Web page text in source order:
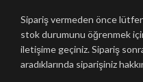
Sipariş vermeden önce
stok durumunu öğrenmek
iletişime geçiniz. Sipariş
aradıklarında siparişiniz